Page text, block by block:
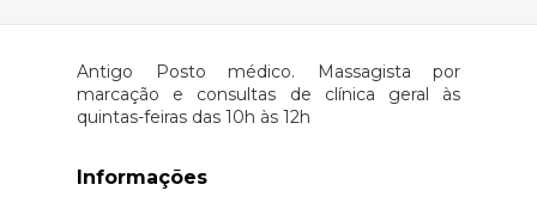
Antigo Posto médico. Massagista por
marcação e consultas de clínica geral às
quintas-feiras das 10h às 12h
Informações